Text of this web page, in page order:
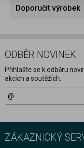
Doporučit výrobek
ODBĚR NOVINEK
Přihlašte se k odběru
akcích a soutěžích.
ZÁKAZNICKÝ